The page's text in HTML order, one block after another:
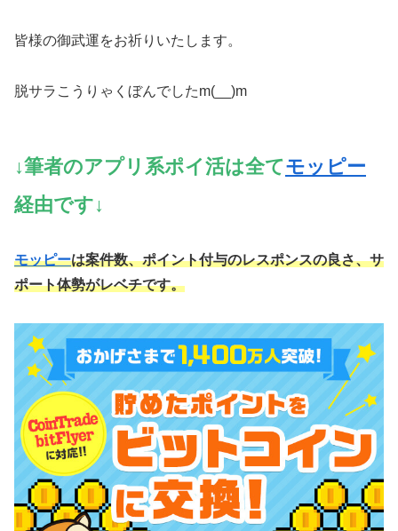
皆様の御武運をお祈りいたします。
脱サラこうりゃくぼんでしたm(__)m
↓筆者のアプリ系ポイ活は全てモッピー
経由です↓
モッピーは案件数、ポイント付与のレスポンスの良さ、サ
ポート体勢がレベチです。